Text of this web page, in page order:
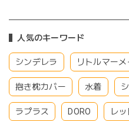
人気のキーワード
シンデレラ リトルマーメ
抱き枕カバー 水着
ラプラス DORO レ